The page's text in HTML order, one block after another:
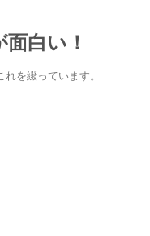
白い！
を綴っています。